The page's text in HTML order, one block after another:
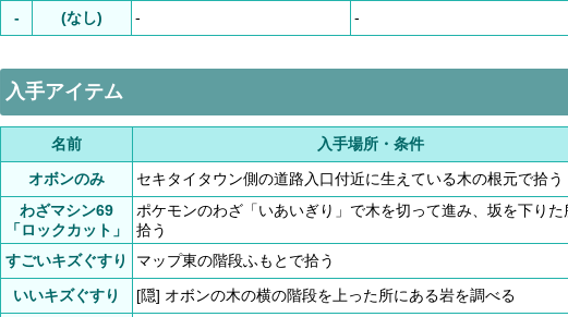
-
(なし) - -
入手アイテム
名前
入手場所・条件
オボンのみ
セキタイタウン側の道路入口付近に生えている木の根元で拾う
わざマシン69
「ロックカット」
ポケモンのわざ「いあいぎり」で木を切って進み、坂を下りた
拾う
すごいキズぐすり
マップ東の階段ふもとで拾う
いいキズぐすり
[隠] オボンの木の横の階段を上った所にある岩を調べる